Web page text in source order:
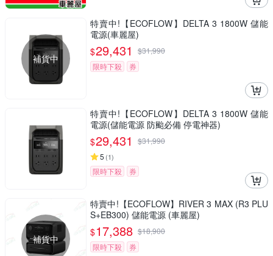
補貨中
特賣中!【ECOFLOW】DELTA 3 1800W 儲能
電源(車麗屋)
$29,431 $31,990
限時下殺
券
特賣中!【ECOFLOW】DELTA 3 1800W 儲能
電源(儲能電源 防颱必備 停電神器)
$29,431 $31,990
5 (1)
限時下殺 券
補貨中
特賣中!【ECOFLOW】RIVER 3 MAX (R3 PLU
S+EB300) 儲能電源 (車麗屋)
$17,388 $18,900
限時下殺
券